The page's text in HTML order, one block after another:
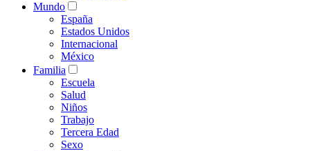
Mundo
España
Estados Unidos
Internacional
México
Familia
Escuela
Salud
Niños
Trabajo
Tercera Edad
Sexo